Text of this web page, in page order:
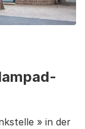
» in der